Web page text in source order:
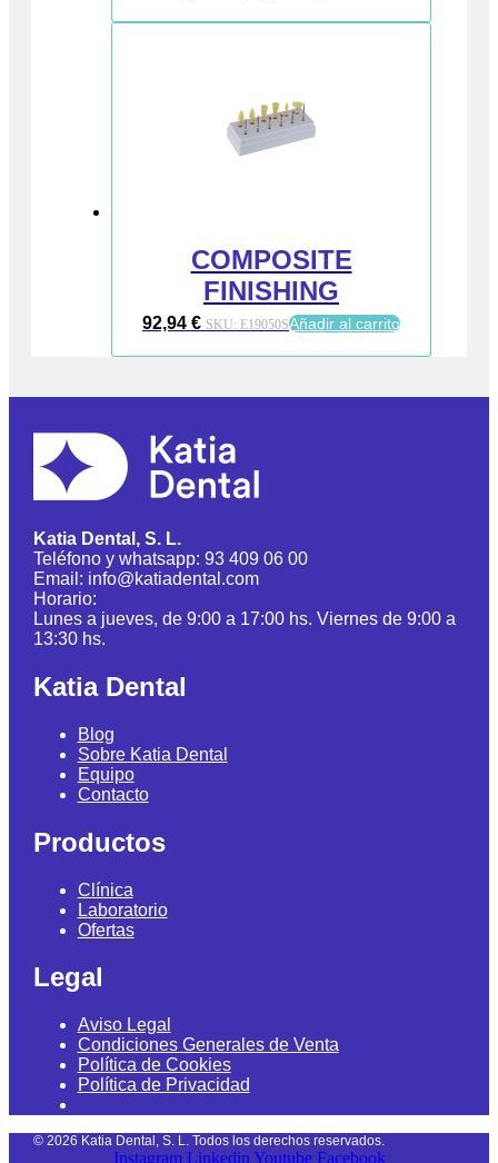
COMPOSITE
FINISHING
92,94 € SKU: E19050SAñadir al carrito
Katia Dental, S. L.
Teléfono y whatsapp: 93 409 06 00
Email: info@katiadental.com
Horario:
Lunes a jueves, de 9:00 a 17:00 hs. Viernes de 9:00 a
13:30 hs.
Katia Dental
Blog
Sobre Katia Dental
Equipo
Contacto
Productos
Clínica
Laboratorio
Ofertas
Legal
Aviso Legal
Condiciones Generales de Venta
Política de Cookies
Política de Privacidad
© 2026 Katia Dental, S. L. Todos los derechos reservados.
Instagram Linkedin Youtube Facebook